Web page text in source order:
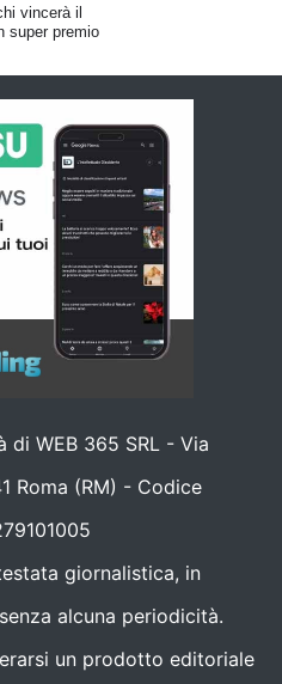
vincerà il
super premio
WEB 365 SRL - Via
Roma (RM) - Codice
giornalistica, in
alcuna periodicità.
un prodotto editoriale